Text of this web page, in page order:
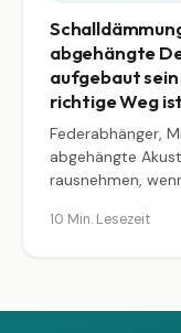
abgehängte
aufgebaut sein
richtige Weg ist
Federabhänger,
abgehängte
rausnehmen,
Werten und
10 Min. Lesezeit